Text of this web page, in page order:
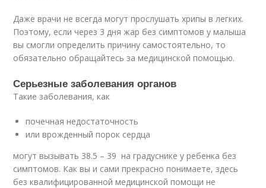
Даже врачи не всегда могут прослушать хрипы в легких.
Поэтому, если через 3 дня жар без симптомов у малыша
вы смогли определить причину самостоятельно, то
обязательно обращайтесь за медицинской помощью.
Серьезные заболевания органов
Такие заболевания, как
почечная недостаточность
или врожденный порок сердца
могут вызывать 38.5 – 39 на градуснике у ребенка без
симптомов. Как вы и сами прекрасно понимаете, здесь
без квалифицированной медицинской помощи не